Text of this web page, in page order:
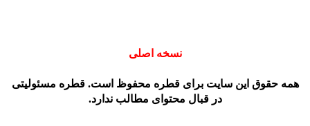
نسخه اصلی
حقوق این سایت برای قطره محفوظ است. قطره مسئولیتی
در قبال محتوای مطالب ندارد.